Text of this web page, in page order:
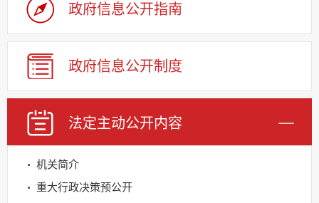
政府信息公开指南
政府信息公开制度
法定主动公开内容
机关简介
重大行政决策预公开